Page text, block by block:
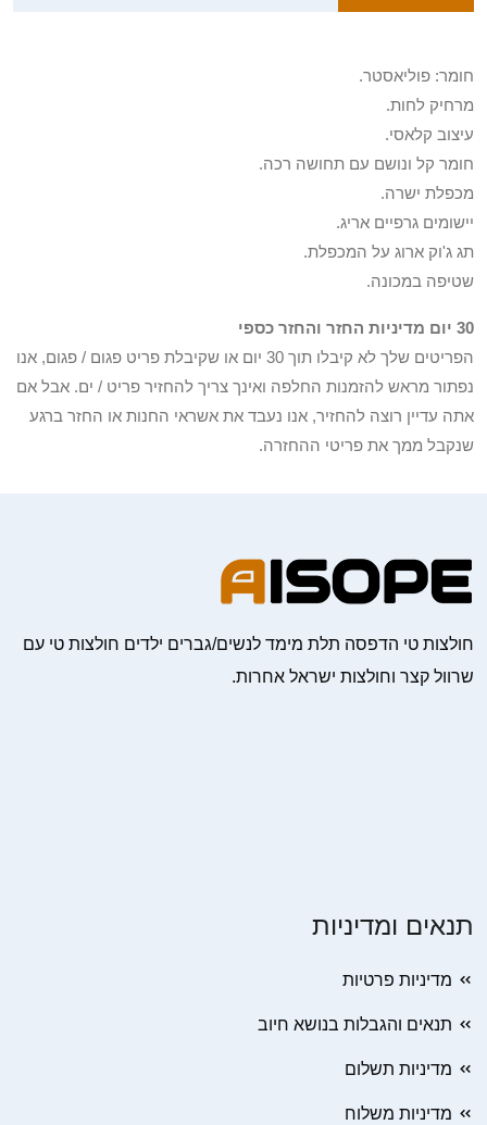
חומר: פוליאסטר.
מרחיק לחות.
עיצוב קלאסי.
חומר קל ונושם עם תחושה רכה.
מכפלת ישרה.
יישומים גרפיים אריג.
תג ג'וק ארוג על המכפלת.
שטיפה במכונה.
30 יום מדיניות החזר והחזר כספי
הפריטים שלך לא קיבלו תוך 30 יום או שקיבלת פריט פגום / פגום, אנו
נפתור מראש להזמנות החלפה ואינך צריך להחזיר פריט / ים. אבל אם
אתה עדיין רוצה להחזיר, אנו נעבד את אשראי החנות או החזר ברגע
שנקבל ממך את פריטי ההחזרה.
חולצות טי הדפסה תלת מימד לנשים/גברים ילדים חולצות טי עם
שרוול קצר וחולצות ישראל אחרות.
תנאים ומדיניות
מדיניות פרטיות
תנאים והגבלות בנושא חיוב
מדיניות תשלום
מדיניות משלוח